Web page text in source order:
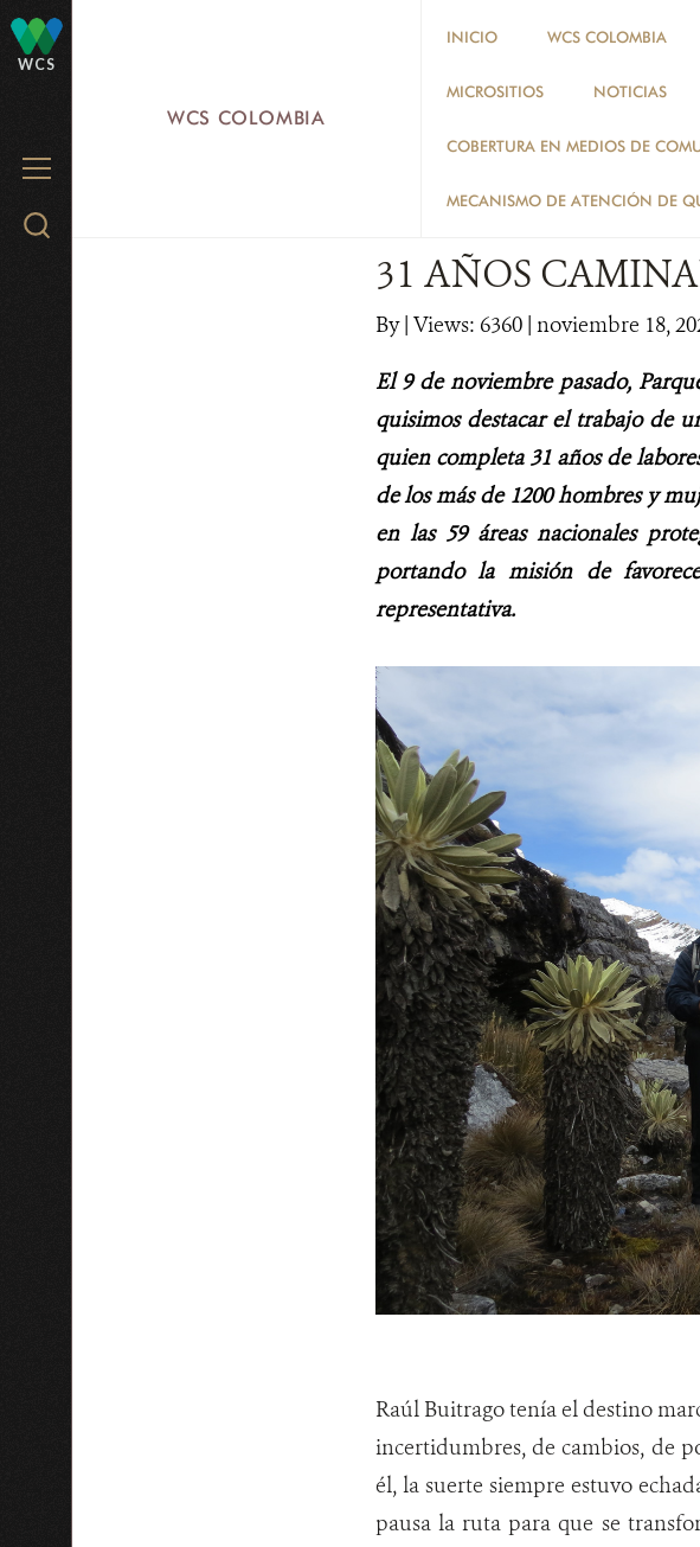
WCS
MENU
Search
WCS COLOMBIA
INICIO WCS COLOMBIA
MICROSITIOS NOTICIAS
COBERTURA EN MEDIOS DE
MECANISMO DE ATENCIÓN DE
31 AÑOS
By| Views: 6360| noviembre 18,
El 9 de noviembre pasado,
quisimos destacar el trabajo de
quien completa 31 años de
de los más de 1200 hombres y
en las 59 áreas nacionales
portando la misión de
representativa.
Raúl Buitrago tenía el destino
incertidumbres, de cambios, de
él, la suerte siempre estuvo
pausa la ruta para que se